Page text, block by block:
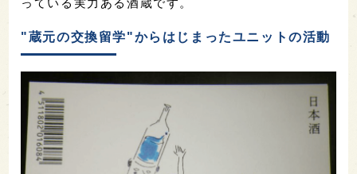
"蔵元の交換留学"からはじまったユニットの活動